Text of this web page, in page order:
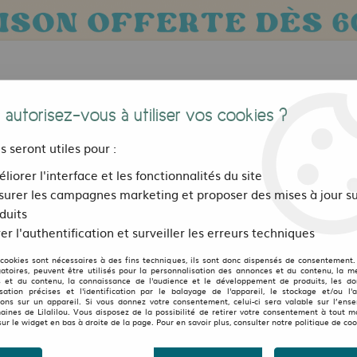
Bijoux, sacs et accessoires Pour les
MORRISON
chaussures Morrison
autorisez-vous à utiliser vos cookies ?
seront utiles pour :
l'interface et les fonctionnalités du site
les campagnes marketing et proposer des mises à jour
l'authentification et surveiller les erreurs techniques
sont nécessaires à des fins techniques, ils sont donc dispensés de
peuvent être utilisés pour la personnalisation des annonces et du contenu, la
et du contenu, la connaissance de l'audience et le développement de produits, les
précises et l'identification par le balayage de l'appareil, le stockage et/ou
sur un appareil. Si vous donnez votre consentement, celui-ci sera valable sur
de Lilalilou. Vous disposez de la possibilité de retirer votre consentement à tout
le widget en bas à droite de la page. Pour en savoir plus, consulter notre politique de